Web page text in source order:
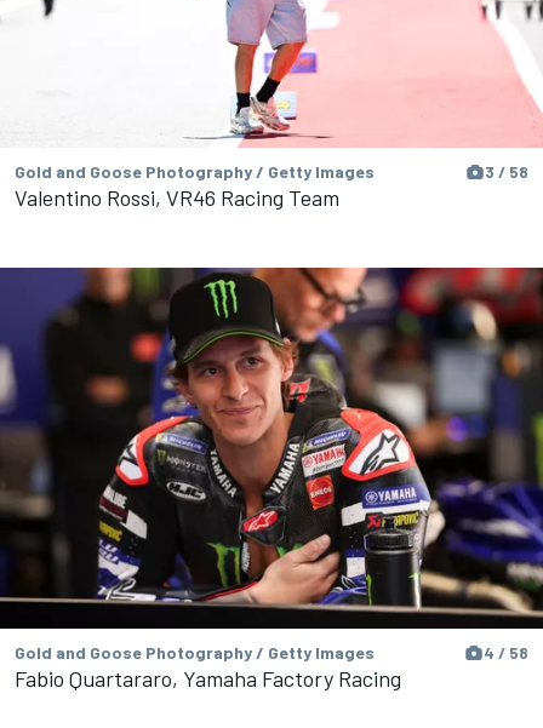
Gold and Goose Photography / Getty Images 3 / 58
Valentino Rossi, VR46 Racing Team
Gold and Goose Photography / Getty Images 4 / 58
Fabio Quartararo, Yamaha Factory Racing